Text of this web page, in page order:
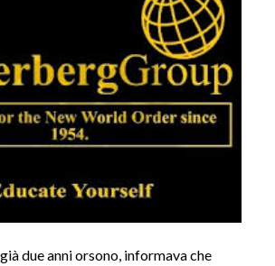
due anni orsono, informava che